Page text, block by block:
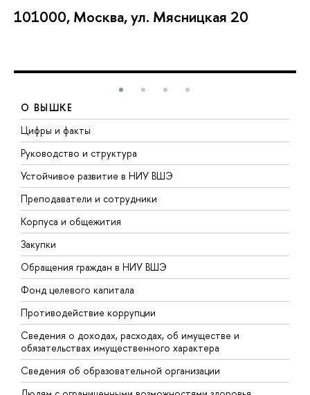
101000, Москва, ул. Мясницкая 20
О ВЫШКЕ
Цифры и факты
Руководство и структура
Устойчивое развитие в НИУ ВШЭ
Преподаватели и сотрудники
Корпуса и общежития
Закупки
Обращения граждан в НИУ ВШЭ
Фонд целевого капитала
Противодействие коррупции
Сведения о доходах, расходах, об имуществе и
обязательствах имущественного характера
Сведения об образовательной организации